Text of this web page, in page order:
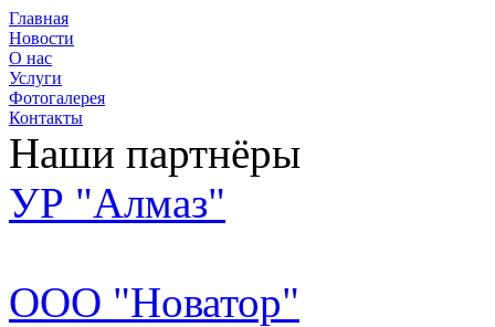
Главная
Новости
О нас
Услуги
Фотогалерея
Контакты
Наши партнёры
УР "Алмаз"
ООО "Новатор"